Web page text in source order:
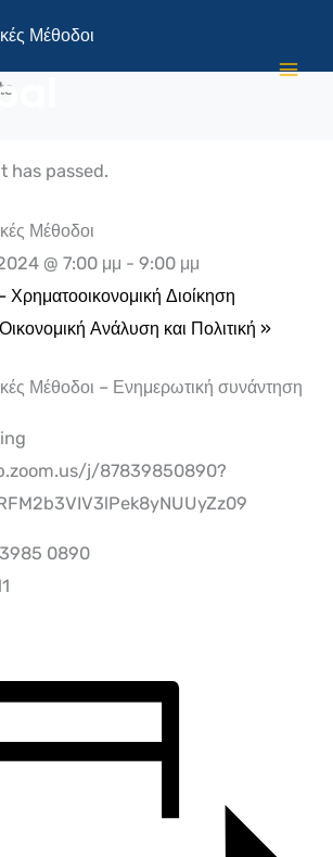
Μέθοδοι
has passed.
Μέθοδοι
@ 7:00 μμ - 9:00 μμ
Διοίκηση
Ανάλυση και Πολιτική »
Μέθοδοι – Ενημερωτική συνάντηση
j/87839850890?
0890